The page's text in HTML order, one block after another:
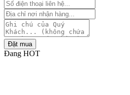
Đặt mua
Đang HOT